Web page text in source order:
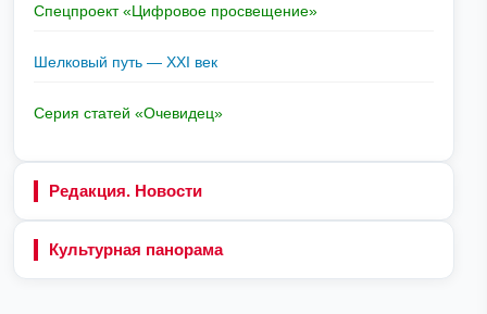
Спецпроект «Цифровое просвещение»
Шелковый путь — XXI век
Серия статей «Очевидец»
Редакция. Новости
Культурная панорама